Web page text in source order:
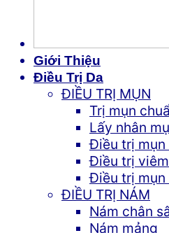
Giới Thiệu
Điều Trị Da
ĐIỀU TRỊ MỤN
Trị mụn
Lấy nhân
Điều trị mụn
Điều trị
Điều trị mụn
ĐIỀU TRỊ NÁM
Nám chân
Nám mảng